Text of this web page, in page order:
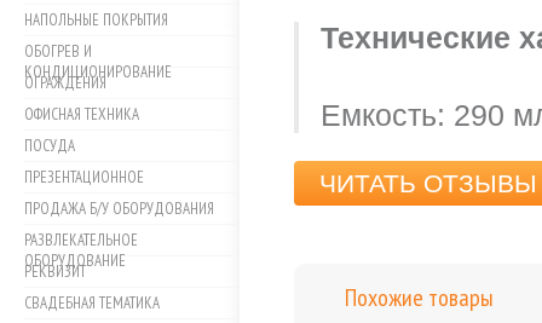
НАПОЛЬНЫЕ ПОКРЫТИЯ
ОБОГРЕВ И
КОНДИЦИОНИРОВАНИЕ
ОГРАЖДЕНИЯ
ОФИСНАЯ ТЕХНИКА
ПОСУДА
ПРЕЗЕНТАЦИОННОЕ
ПРОДАЖА Б/У ОБОРУДОВАНИЯ
РАЗВЛЕКАТЕЛЬНОЕ
ОБОРУДОВАНИЕ
РЕКВИЗИТ
СВАДЕБНАЯ ТЕМАТИКА
Технические
Емкость: 290
ЧИТАТЬ ОТЗЫВЫ
Похожие товары